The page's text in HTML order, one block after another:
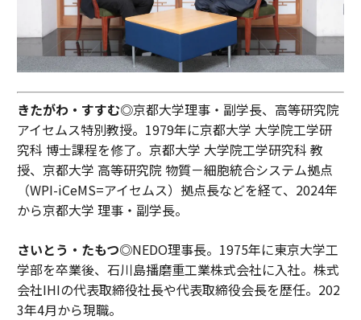
きたがわ・すすむ◎京都大学理事・副学長、高等研究院
アイセムス特別教授。1979年に京都大学 大学院工学研
究科 博士課程を修了。京都大学 大学院工学研究科 教
授、京都大学 高等研究院 物質－細胞統合システム拠点
（WPI-iCeMS=アイセムス）拠点長などを経て、2024年
から京都大学 理事・副学長。
さいとう・たもつ◎NEDO理事長。1975年に東京大学工
学部を卒業後、石川島播磨重工業株式会社に入社。株式
会社IHIの代表取締役社長や代表取締役会長を歴任。202
3年4月から現職。